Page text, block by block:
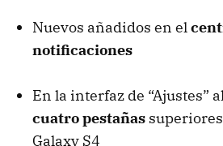
Nuevos añadidos en el
notificaciones
En la interfaz de “Ajustes”
cuatro pestañas
Galaxy S4